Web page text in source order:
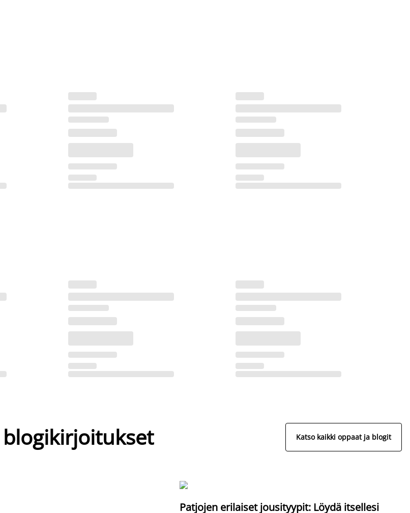
Katso kaikki oppaat ja blogit
Patjojen erilaiset jousityypit: Löydä itsellesi